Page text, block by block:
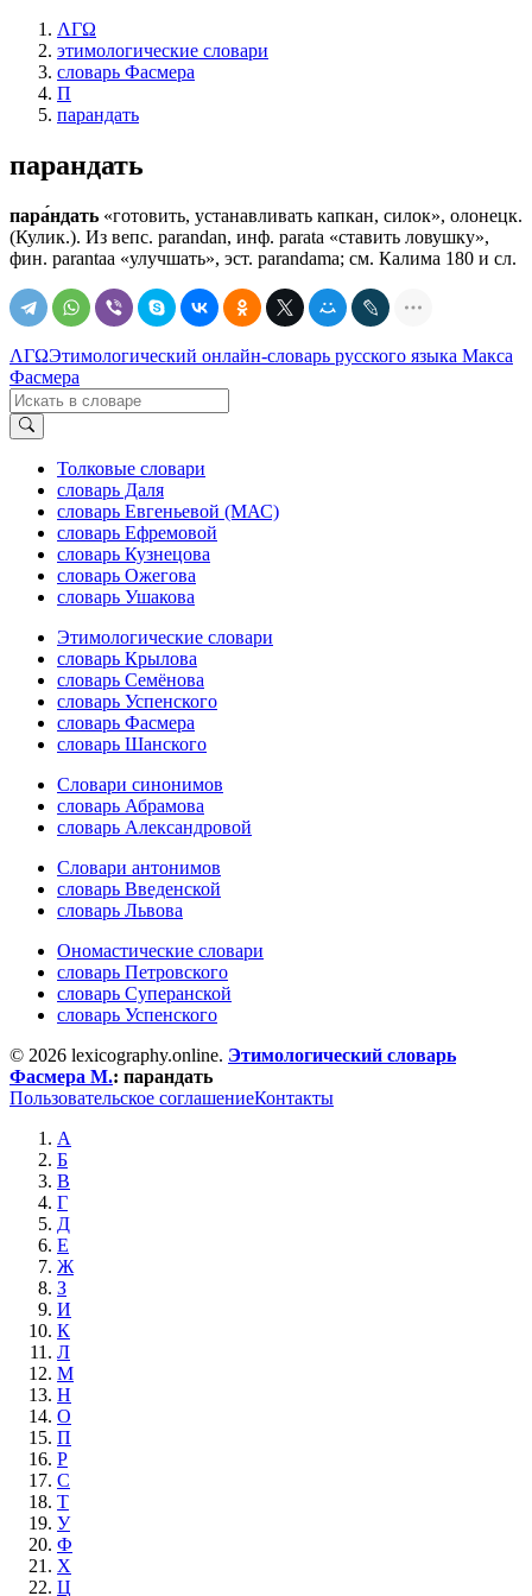
ΛΓΩ
этимологические словари
словарь Фасмера
П
парандать
парандать
пара́ндать «готовить, устанавливать капкан, силок», олонецк.
(Кулик.). Из вепс. раrаndаn, инф. раrаtа «ставить ловушку»,
фин. раrаntаа «улучшать», эст. раrаndаmа; см. Калима 180 и сл.
ΛΓΩЭтимологический онлайн-словарь русского языка Макса
Фасмера
Толковые словари
словарь Даля
словарь Евгеньевой (МАС)
словарь Ефремовой
словарь Кузнецова
словарь Ожегова
словарь Ушакова
Этимологические словари
словарь Крылова
словарь Семёнова
словарь Успенского
словарь Фасмера
словарь Шанского
Словари синонимов
словарь Абрамова
словарь Александровой
Словари антонимов
словарь Введенской
словарь Львова
Ономастические словари
словарь Петровского
словарь Суперанской
словарь Успенского
© 2026 lexicography.online. Этимологический словарь
Фасмера М.: парандать
Пользовательское соглашениеКонтакты
А
Б
В
Г
Д
Е
Ж
З
И
К
Л
М
Н
О
П
Р
С
Т
У
Ф
Х
Ц